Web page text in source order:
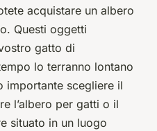
acquistare un albero
Questi oggetti
gatto di
lo terranno lontano
importante scegliere il
l’albero per gatti o il
situato in un luogo